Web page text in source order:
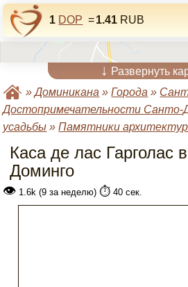
1 DOP =1.41 RUB
↓ Развернуть
»Доминикана »Города »
Достопримечательности Санто-
усадьбы »Памятники
Каса де лас Гарголас
Доминго
👁 1.6k (9 за неделю) ⏱️ 40 сек.